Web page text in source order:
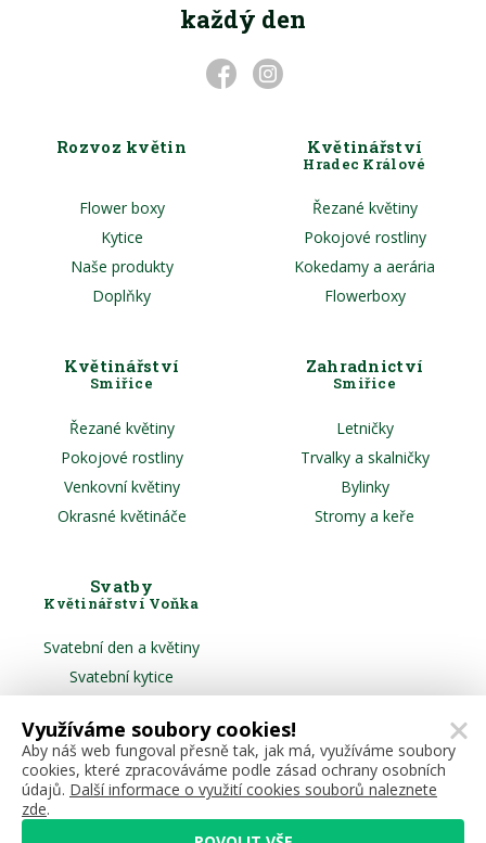
každý den
Rozvoz květin
Flower boxy
Kytice
Naše produkty
Doplňky
Květinářství
Hradec Králové
Řezané květiny
Pokojové rostliny
Kokedamy a aerária
Flowerboxy
Květinářství
Smiřice
Řezané květiny
Pokojové rostliny
Venkovní květiny
Okrasné květináče
Zahradnictví
Smiřice
Letničky
Trvalky a skalničky
Bylinky
Stromy a keře
Svatby
Květinářství Voňka
Svatební den a květiny
Svatební kytice
Slavobrána a aranže
Využíváme soubory cookies!
Aby náš web fungoval přesně tak, jak má, využíváme soubory
cookies, které zpracováváme podle zásad ochrany osobních
údajů. Další informace o využití cookies souborů naleznete
zde.